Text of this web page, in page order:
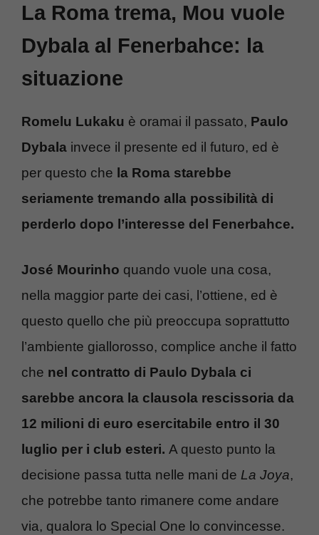
La Roma trema, Mou vuole
Dybala al Fenerbahce: la
situazione
Romelu Lukaku è oramai il passato, Paulo
Dybala invece il presente ed il futuro, ed è
per questo che la Roma starebbe
seriamente tremando alla possibilità di
perderlo dopo l’interesse del Fenerbahce.
José Mourinho quando vuole una cosa,
nella maggior parte dei casi, l’ottiene, ed è
questo quello che più preoccupa soprattutto
l’ambiente giallorosso, complice anche il fatto
che nel contratto di Paulo Dybala ci
sarebbe ancora la clausola rescissoria da
12 milioni di euro esercitabile entro il 30
luglio per i club esteri. A questo punto la
decisione passa tutta nelle mani de La Joya,
che potrebbe tanto rimanere come andare
via, qualora lo Special One lo convincesse.